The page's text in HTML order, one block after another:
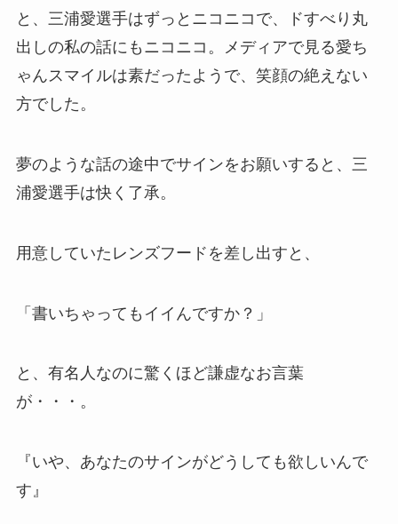
と、三浦愛選手はずっとニコニコで、ドすべり丸
出しの私の話にもニコニコ。メディアで見る愛ち
ゃんスマイルは素だったようで、笑顔の絶えない
方でした。
夢のような話の途中でサインをお願いすると、三
浦愛選手は快く了承。
用意していたレンズフードを差し出すと、
「書いちゃってもイイんですか？」
と、有名人なのに驚くほど謙虚なお言葉
が・・・。
『いや、あなたのサインがどうしても欲しいんで
す』